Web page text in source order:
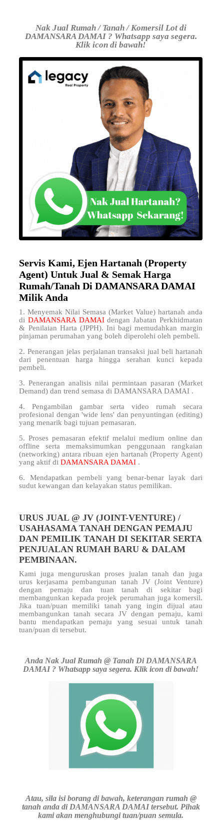
Nak Jual Rumah / Tanah / Komersil Lot di
DAMANSARA DAMAI ? Whatsapp saya segera.
Klik icon di bawah!
Servis Kami, Ejen Hartanah (Property
Agent) Untuk Jual & Semak Harga
Rumah/Tanah Di DAMANSARA DAMAI
Milik Anda
1. Menyemak Nilai Semasa (Market Value) hartanah anda
diDAMANSARA DAMAIdengan Jabatan Perkhidmatan
& Penilaian Harta (JPPH). Ini bagi memudahkan margin
pinjaman perumahan yang boleh diperolehi oleh pembeli.
2. Penerangan jelas perjalanan transaksi jual beli hartanah
dari penentuan harga hingga serahan kunci kepada
pembeli.
3. Penerangan analisis nilai permintaan pasaran (Market
Demand) dan trend semasa di DAMANSARA DAMAI .
4. Pengambilan gambar serta video rumah secara
profesional dengan 'wide lens' dan penyuntingan (editing)
yang menarik bagi tujuan pemasaran.
5. Proses pemasaran efektif melalui medium online dan
offline serta memaksimumkan penggunaan rangkaian
(networking) antara ribuan ejen hartanah (Property Agent)
yang aktif diDAMANSARA DAMAI .
6. Mendapatkan pembeli yang benar-benar layak dari
sudut kewangan dan kelayakan status pemilikan.
URUS JUAL @ JV (JOINT-VENTURE) /
USAHASAMA TANAH DENGAN PEMAJU
DAN PEMILIK TANAH DI SEKITAR SERTA
PENJUALAN RUMAH BARU & DALAM
PEMBINAAN.
Kami juga menguruskan proses jualan tanah dan juga
urus kerjasama pembangunan tanah JV (Joint Venture)
dengan pemaju dan tuan tanah di sekitar bagi
membangunkan kepada projek perumahan juga komersil.
Jika tuan/puan memiliki tanah yang ingin dijual atau
membangunkan tanah secara JV dengan pemaju, kami
bantu mendapatkan pemaju yang sesuai untuk tanah
tuan/puan ditersebut.
Anda Nak Jual Rumah @ Tanah Di DAMANSARA
DAMAI ? Whatsapp saya segera. Klik icon di bawah!
Atau, sila isi borang di bawah, keterangan rumah @
tanah anda di DAMANSARA DAMAI tersebut. Pihak
kami akan menghubungi tuan/puan semula.